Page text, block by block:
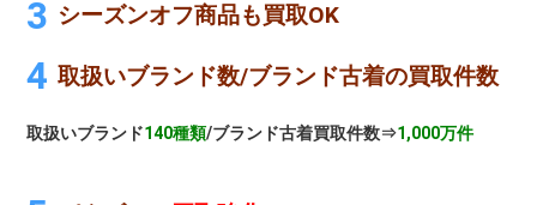
シーズンオフ商品も買取OK
取扱いブランド数/ブランド古着の買取件数
取扱いブランド140種類/ブランド古着買取件数⇒1,000万件